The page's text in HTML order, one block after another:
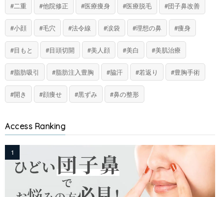
二重 他院修正 医療痩身 医療脱毛 団子鼻改善
小顔 毛穴 法令線 涙袋 理想の鼻 痩身
目もと 目頭切開 美人顔 美白 美肌治療
脂肪吸引 脂肪注入豊胸 脇汗 若返り 豊胸手術
開き 顔痩せ 黒ずみ 鼻の整形
Access Ranking